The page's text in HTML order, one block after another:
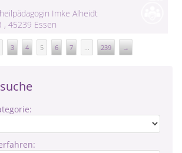
Imke Alheidt
, 45239 Essen
3 4 5 6 7 ... 239 →